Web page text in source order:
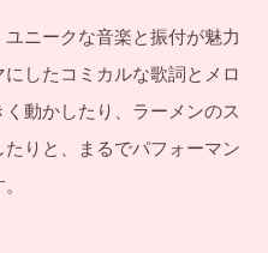
ユニークな音楽と振付が魅力
したコミカルな歌詞とメロ
動かしたり、ラーメンのス
りと、まるでパフォーマン